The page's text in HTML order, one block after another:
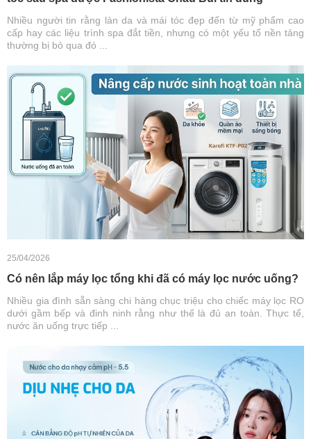
Nhiều người tin rằng làn da và mái tóc đẹp đến từ mỹ phẩm cao
cấp hay các liệu trình spa đắt tiền, nhưng có một yếu tố nền tảng
thường bị bỏ qua đó ...
25/04/2026
Có nên lắp máy lọc tổng khi đã có máy lọc nước uống?
Nhiều gia đình sẵn sàng chi hàng chục triệu cho chiếc máy lọc RO
dưới gầm bếp và đinh ninh rằng như thế là đủ an toàn. Thực tế,
nước ăn uống trực tiếp ...